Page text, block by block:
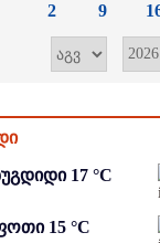
2 9
17 °C
15 °C